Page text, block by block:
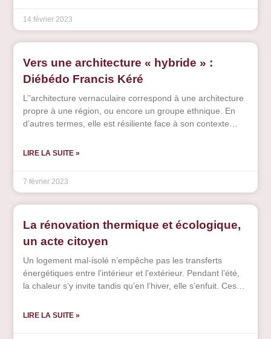
14 février 2023
Vers une architecture « hybride » :
Diébédo Francis Kéré
L’’architecture vernaculaire correspond à une architecture
propre à une région, ou encore un groupe ethnique. En
d’autres termes, elle est résiliente face à son contexte
tant dans le choix des matériaux et la technique de
durable et de l’écoconception (…)
LIRE LA SUITE »
7 février 2023
La rénovation thermique et écologique,
un acte citoyen
Un logement mal-isolé n’empêche pas les transferts
énergétiques entre l’intérieur et l’extérieur. Pendant l’été,
la chaleur s’y invite tandis qu’en l’hiver, elle s’enfuit. Ces
déperditions, sont classées F ou G dans le diagnostic de
LIRE LA SUITE »